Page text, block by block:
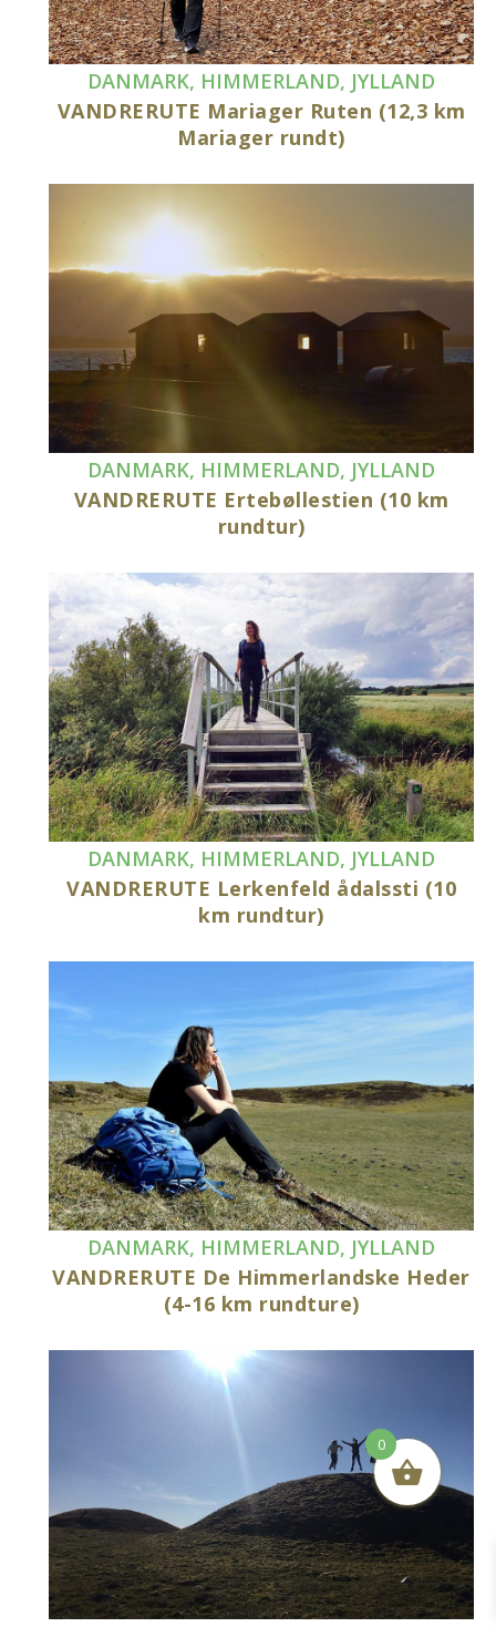
DANMARK, HIMMERLAND, JYLLAND
VANDRERUTE Mariager Ruten (12,3 km
Mariager rundt)
DANMARK, HIMMERLAND, JYLLAND
VANDRERUTE Ertebøllestien (10 km
rundtur)
DANMARK, HIMMERLAND, JYLLAND
VANDRERUTE Lerkenfeld ådalssti (10
km rundtur)
DANMARK, HIMMERLAND, JYLLAND
VANDRERUTE De Himmerlandske Heder
(4-16 km rundture)
0